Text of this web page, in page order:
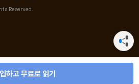
하고 무료로 읽기
Reserved.